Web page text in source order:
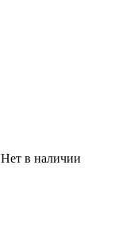
Нет в наличии